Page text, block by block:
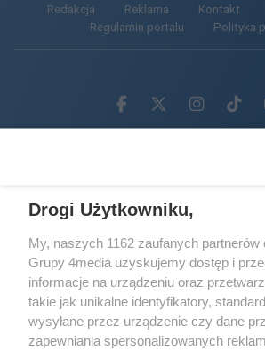
Redakcja Reklama Kontakt
Regulamin portalu
Polityka
Facebook.com
X.com
Drogi Użytkowniku,
My, naszych 1162 zaufanych partnerów
Grupy 4media uzyskujemy dostęp i
informacje na urządzeniu oraz
takie jak unikalne identyfikatory,
wysyłane przez urządzenie czy dane
zapewniania spersonalizowanych